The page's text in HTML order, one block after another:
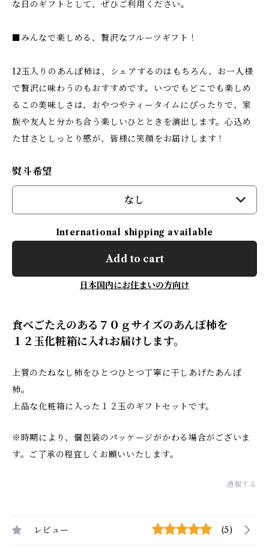
な日のギフトとして、ぜひご利用ください。
■みんなで楽しめる、贅沢なフルーツギフト！
12玉入りのあんぽ柿は、シェアするのはもちろん、お一人様
で贅沢に味わうのもおすすめです。いつでもどこでも楽しめ
るこの美味しさは、おやつやティータイムにぴったりで、家
族や友人と分かち合う楽しいひとときを演出します。心込め
た甘さとしっとり感が、皆様に笑顔をお届けします！
熨斗希望
なし
International shipping available
Add to cart
日本国内にお住まいの方向け
食べごたえのある７０ｇサイズのあんぽ柿を
１２玉化粧箱に入れお届けします。
上質のたねなし柿をひとつひとつ丁寧に干しあげたあんぽ
柿。
上品な化粧箱に入った１２玉のギフトセットです。
※時期により、個包装のパッケージがかわる場合がございま
す。ご了承の程宜しくお願いいたします。
通報する
レビュー (5)